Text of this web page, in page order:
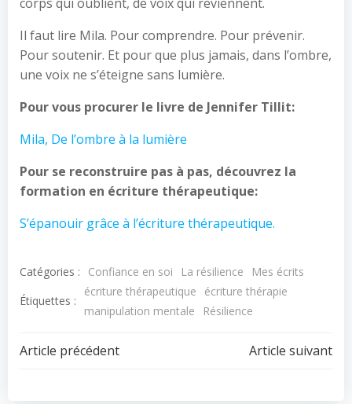
Il faut lire Mila. Pour comprendre. Pour prévenir.
Pour soutenir. Et pour que plus jamais, dans l’ombre,
une voix ne s’éteigne sans lumière.
Pour vous procurer le livre de Jennifer Tillit:
Mila, De l’ombre à la lumière
Pour se reconstruire pas à pas, découvrez la
formation en écriture thérapeutique:
S’épanouir grâce à l’écriture thérapeutique.
Catégories : Confiance en soi La résilience
Mes écrits
Étiquettes :
écriture thérapeutique
écriture thérapie
manipulation mentale
Résilience
Article précédent Article suivant